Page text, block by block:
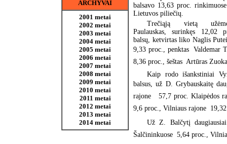
ARCHYVAI
2001 metai
2002 metai
2003 metai
2004 metai
2005 metai
2006 metai
2007 metai
2008 metai
2009 metai
2010 metai
2011 metai
2012 metai
2013 metai
2014 metai
balsavo 13,63 proc.
Lietuvos piliečių.
Trečiąją vietą
Paulauskas, surinkęs 12,02
balsų, ketvirtas liko Naglis
9,33 proc., penktas  Valdemar
8,36 proc., šeštas  Artūras
Kaip rodo išankstiniai
balsus, už D. Grybauskaitę
rajone  57,7 proc. Klaipėdos
9,6 proc., Vilniaus rajone 
Už Z. Balčytį
Šalčininkuose  5,64 proc.,